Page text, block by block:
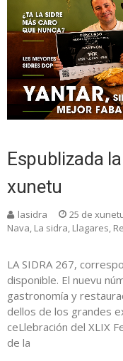
Espublizada
xunetu
lasidra 25 de
Nava, La sidra, Llagares,
LA SIDRA 267,
disponible. El nuevu
gastronomía y
dellos de los grandes
ceLlebración del XLIX
de la